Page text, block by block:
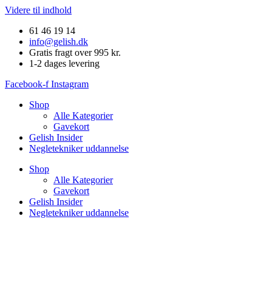
Videre til indhold
61 46 19 14
info@gelish.dk
Gratis fragt over 995 kr.
1-2 dages levering
Facebook-f Instagram
Shop
Alle Kategorier
Gavekort
Gelish Insider
Negletekniker uddannelse
Shop
Alle Kategorier
Gavekort
Gelish Insider
Negletekniker uddannelse